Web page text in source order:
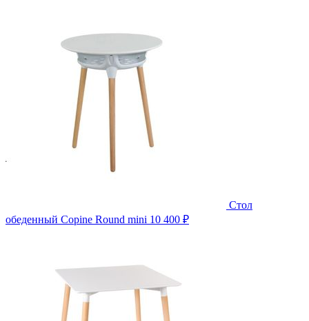
Стол
обеденный Copine Round mini 10 400 ₽